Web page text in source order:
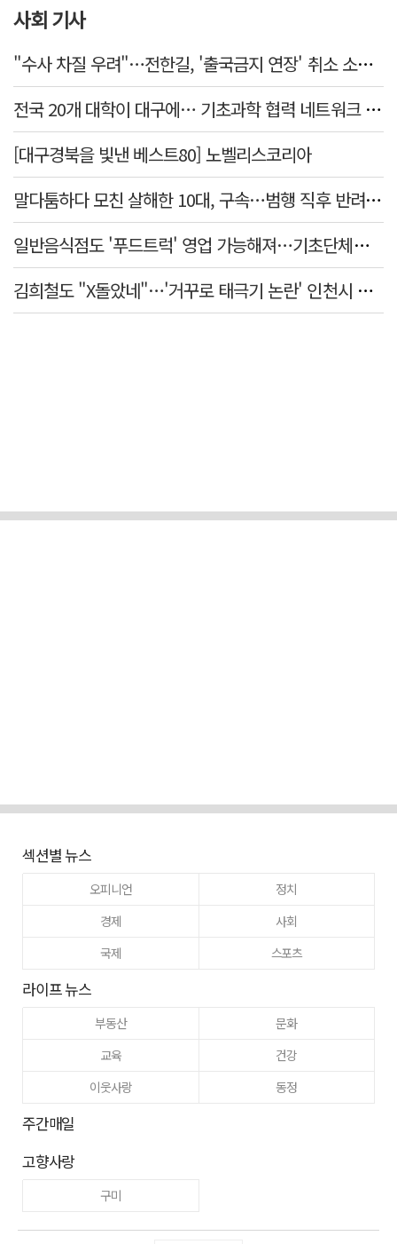
사회 기사
"수사 차질 우려"…전한길, '출국금지 연장' 취소 소송 패소
전국 20개 대학이 대구에… 기초과학 협력 네트워크 출범하다
[대구경북을 빛낸 베스트80] 노벨리스코리아
말다툼하다 모친 살해한 10대, 구속…범행 직후 반려견도 죽여
일반음식점도 '푸드트럭' 영업 가능해져…기초단체별 조례 개정 움직임
김희철도 "X돌았네"…'거꾸로 태극기 논란' 인천시 현수막, 이틀 만에 철거
섹션별 뉴스
오피니언
정치
경제
사회
국제
스포츠
라이프 뉴스
부동산
문화
교육
건강
이웃사랑
동정
주간매일
고향사랑
구미